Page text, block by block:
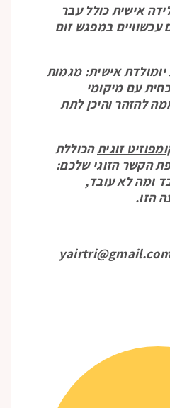
אישיתכולל עבר
עכשוויים במפגש זום
אישית: מגמות
עם מיקומי
להזהר והיכן לתת
זוגיתהכוללת
הקשר הזוגי שלכם:
ומה לא עובד,
הזו.